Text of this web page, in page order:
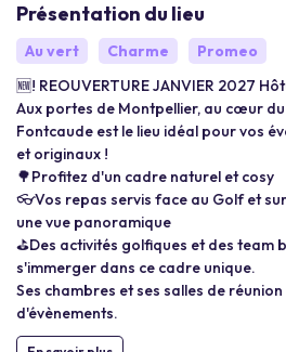
Présentation du lieu
Au vert Charme
Promeo
🆕! REOUVERTURE JANVIER 2027
Aux portes de Montpellier, au cœur
Fontcaude est le lieu idéal pour vos
et originaux !
🌳Profitez d'un cadre naturel et cosy
👓Vos repas servis face au Golf et
une vue panoramique
⛳️Des activités golfiques et des team
s'immerger dans ce cadre unique.
Ses chambres et ses salles de
d'évènements.